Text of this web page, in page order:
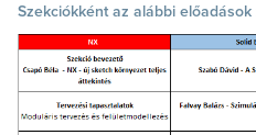
Szekciókként az alábbi